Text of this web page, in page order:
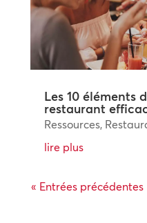
Les 10 éléments
restaurant
Ressources,
lire plus
« Entrées précédentes